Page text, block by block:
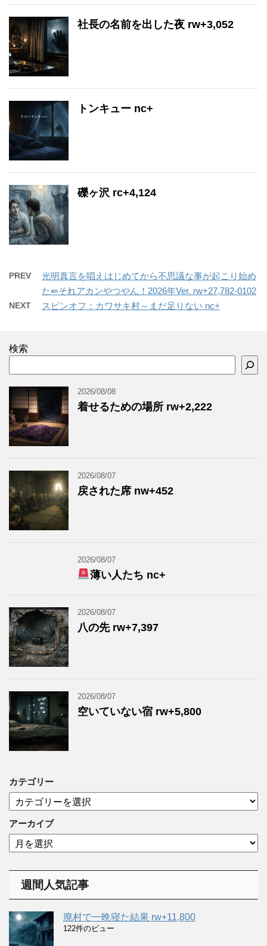
社長の名前を出した夜 rw+3,052
トンキュー nc+
礫ヶ沢 rc+4,124
PREV
光明真言を唱えはじめてから不思議な事が起こり始め
た⇚それアカンやつやん！2026年Ver. rw+27,782-0102
NEXT スピンオフ：カワサキ村～まだ足りない nc+
検索
2026/08/08
着せるための場所 rw+2,222
2026/08/07
戻された席 nw+452
2026/08/07
薄い人たち nc+
2026/08/07
八の先 rw+7,397
2026/08/07
空いていない宿 rw+5,800
カテゴリー
テ
ゴ
リ
ー
アーカイブ
ア
ー
週間人気記事
廃村で一晩寝た結果 rw+11,800
122件のビュー